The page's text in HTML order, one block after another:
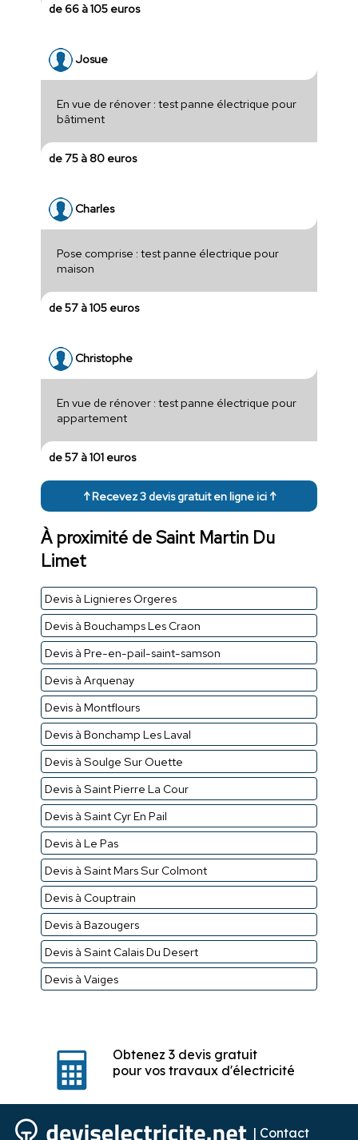
de 66 à 105 euros
Josue
En vue de rénover : test panne électrique pour
bâtiment
de 75 à 80 euros
Charles
Pose comprise : test panne électrique pour
maison
de 57 à 105 euros
Christophe
En vue de rénover : test panne électrique pour
appartement
de 57 à 101 euros
↑ Recevez 3 devis gratuit en ligne ici ↑
À proximité de Saint Martin Du
Limet
Devis à Lignieres Orgeres
Devis à Bouchamps Les Craon
Devis à Pre-en-pail-saint-samson
Devis à Arquenay
Devis à Montflours
Devis à Bonchamp Les Laval
Devis à Soulge Sur Ouette
Devis à Saint Pierre La Cour
Devis à Saint Cyr En Pail
Devis à Le Pas
Devis à Saint Mars Sur Colmont
Devis à Couptrain
Devis à Bazougers
Devis à Saint Calais Du Desert
Devis à Vaiges
Obtenez 3 devis gratuit
pour vos travaux d'électricité
| Contact